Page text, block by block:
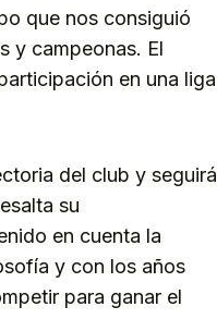
que nos consiguió
y campeonas. El
en una liga
del club y seguirá
su
en cuenta la
y con los años
para ganar el